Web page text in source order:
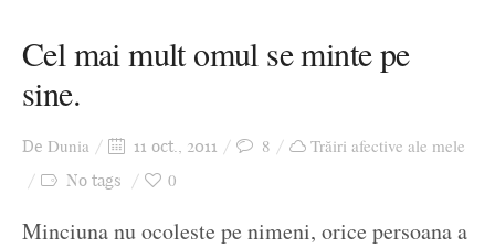
Stari afective
Zice Dunia
Cursuri povestite
Cel mai mult omul se minte pe
sine.
De Dunia 11 oct., 2011 8 Trăiri afective ale mele
No tags 0
Minciuna nu ocoleste pe nimeni, orice persoana a